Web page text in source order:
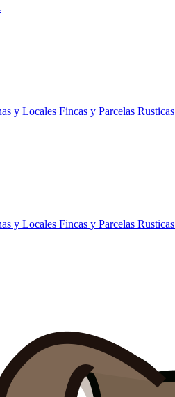
y Locales Fincas y Parcelas Rusticas
y Locales Fincas y Parcelas Rusticas